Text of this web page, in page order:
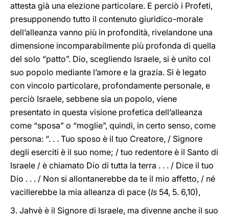
attesta già una elezione particolare. E perciò i Profeti,
presupponendo tutto il contenuto giuridico-morale
dell’alleanza vanno più in profondità, rivelandone una
dimensione incomparabilmente più profonda di quella
del solo “patto”. Dio, scegliendo Israele, si è unito col
suo popolo mediante l’amore e la grazia. Si è legato
con vincolo particolare, profondamente personale, e
perciò Israele, sebbene sia un popolo, viene
presentato in questa visione profetica dell’alleanza
come “sposa” o “moglie”, quindi, in certo senso, come
persona: “. . . Tuo sposo è il tuo Creatore, / Signore
degli eserciti è il suo nome; / tuo redentore è il Santo di
Israele / è chiamato Dio di tutta la terra . . . / Dice il tuo
Dio . . . / Non si allontanerebbe da te il mio affetto, / né
vacillerebbe la mia alleanza di pace (Is 54, 5. 6,10),
3. Jahvè è il Signore di Israele, ma divenne anche il suo